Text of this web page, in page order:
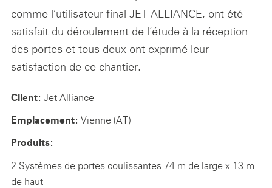
comme l‘utilisateur final JET ALLIANCE, ont été
satisfait du déroulement de l‘étude à la réception
des portes et tous deux ont exprimé leur
satisfaction de ce chantier.
Client: Jet Alliance
Emplacement: Vienne (AT)
Produits:
2 Systèmes de portes coulissantes 74 m de large x 13 m
de haut